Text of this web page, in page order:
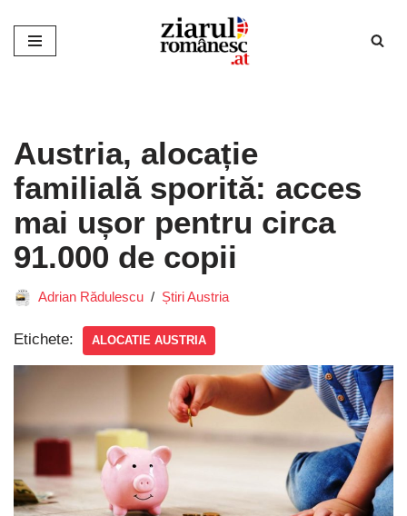
Sari
Austria, alocație
familială sporită: acces
mai ușor pentru circa
91.000 de copii
Adrian Rădulescu Știri Austria
Etichete: ALOCATIE AUSTRIA